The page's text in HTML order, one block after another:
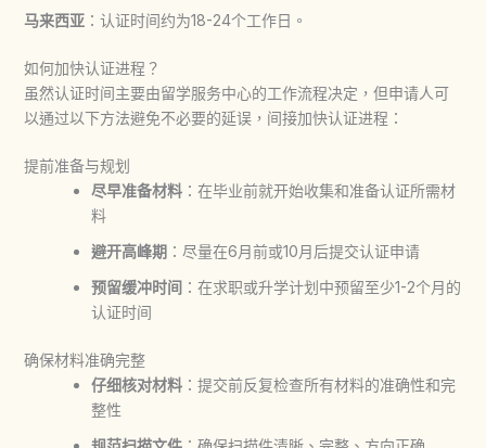
马来西亚：认证时间约为18-24个工作日。
如何加快认证进程？
虽然认证时间主要由留学服务中心的工作流程决定，但申请人可
以通过以下方法避免不必要的延误，间接加快认证进程：
提前准备与规划
尽早准备材料：在毕业前就开始收集和准备认证所需材
料
避开高峰期：尽量在6月前或10月后提交认证申请
预留缓冲时间 ：在求职或升学计划中预留至少1-2个月的
认证时间
确保材料准确完整
仔细核对材料：提交前反复检查所有材料的准确性和完
整性